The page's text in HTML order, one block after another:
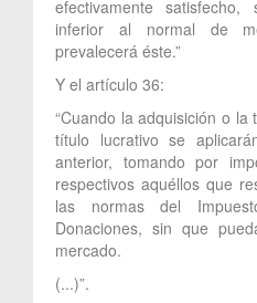
efectivamente
inferior al normal de
prevalecerá éste.”
Y el artículo 36:
“Cuando la adquisición o
título lucrativo se
anterior, tomando por
respectivos aquéllos que
las normas del
Donaciones, sin que
mercado.
(...)”.